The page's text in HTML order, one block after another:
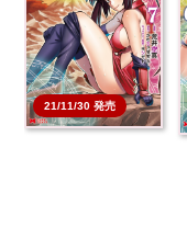
21/11/30 発売